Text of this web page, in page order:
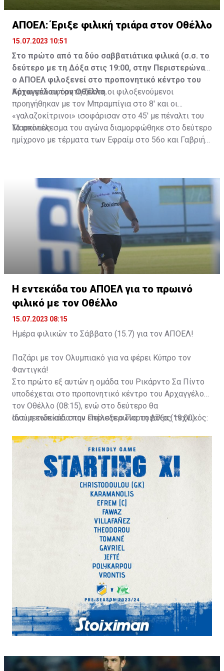
ΑΠΟΕΛ: Έριξε φιλική τριάρα στον Οθέλλο
15.07.2023 10:51
Στο πρώτο από τα δύο σαββατιάτικα φιλικά (σ.σ. το
δεύτερο με τη Δόξα στις 19:00, στην Περιστερώνα)
ο ΑΠΟΕΛ φιλοξενεί στο προπονητικό κέντρο του
Αρχαγγέλου τον Οθέλλο.
Κάτω από αφόρητη ζέστη οι φιλοξενούμενοι
προηγήθηκαν με τον Μπραμπίγια στο 8' και οι
«γαλαζοκίτρινοι» ισοφάρισαν στο 45' με πέναλτι του
Μαρκίνιος.
Το αποτέλεσμα του αγώνα διαμορφώθηκε στο δεύτερο
ημίχρονο με τέρματα των Εφραίμ στο 56ο και Γαβριήλ
Η εντεκάδα του ΑΠΟΕΛ για το πρωινό
φιλικό με τον Οθέλλο
15.07.2023 08:15
Ημέρα φιλικών το Σάββατο (15.7) για τον ΑΠΟΕΛ!
Παζάρι με τον Ολυμπιακό για να φέρει Κύπρο τον
Φαντιγκά!
Στο πρώτο εξ αυτών η ομάδα του Ρικάρντο Σα Πίντο
υποδέχεται στο προπονητικό κέντρο του Αρχαγγέλου
τον Οθέλλο (08:15), ενώ στο δεύτερο θα
αντιμετωπίσει στην Περιστερώνα τη Δόξα (19:00).
Ιδού η ενδεκάδα που επέλεξε ο Πορτογάλος τεχνικός: